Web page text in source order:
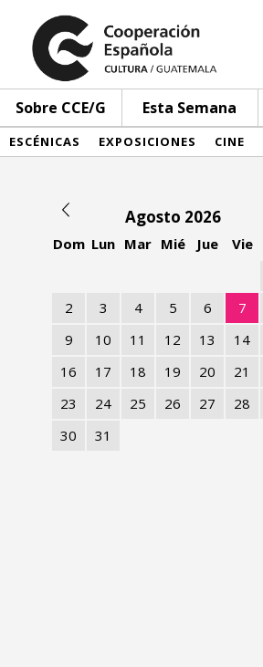
Sobre CCE/G Esta Semana
ESCÉNICAS EXPOSICIONES CINE
Agosto 2026
Dom Lun Mar Mié Jue Vie
2
3 4 5 6 7
9
10 11 12 13 14
16
17 18 19 20 21
23
24 25 26 27 28
30
31